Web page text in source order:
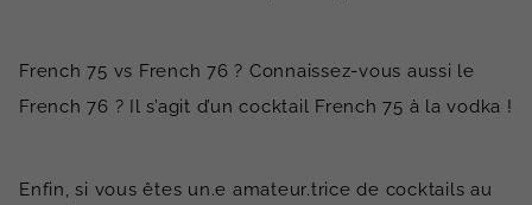
French 75 vs French 76 ? Connaissez-vous aussi le
French 76 ? Il s’agit d’un cocktail French 75 à la vodka !
Enfin, si vous êtes un.e amateur.trice de cocktails au